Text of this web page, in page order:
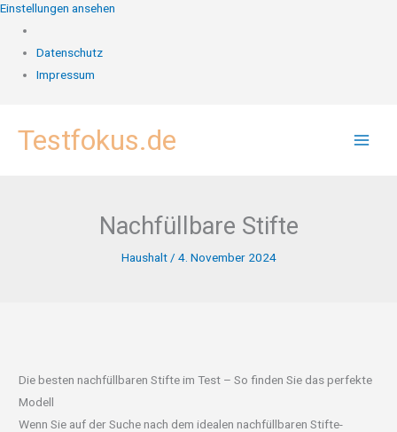
Einstellungen ansehen
Datenschutz
Impressum
InhaltTestfokus.de
Nachfüllbare Stifte
Haushalt/ 4. November 2024
Die besten nachfüllbaren Stifte im Test – So finden Sie das perfekte
Modell
Wenn Sie auf der Suche nach dem idealen nachfüllbaren Stifte-